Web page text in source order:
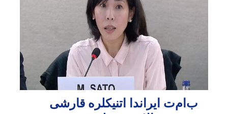
ب‌ام‌ت ایراندا اتنیکلره قارشی